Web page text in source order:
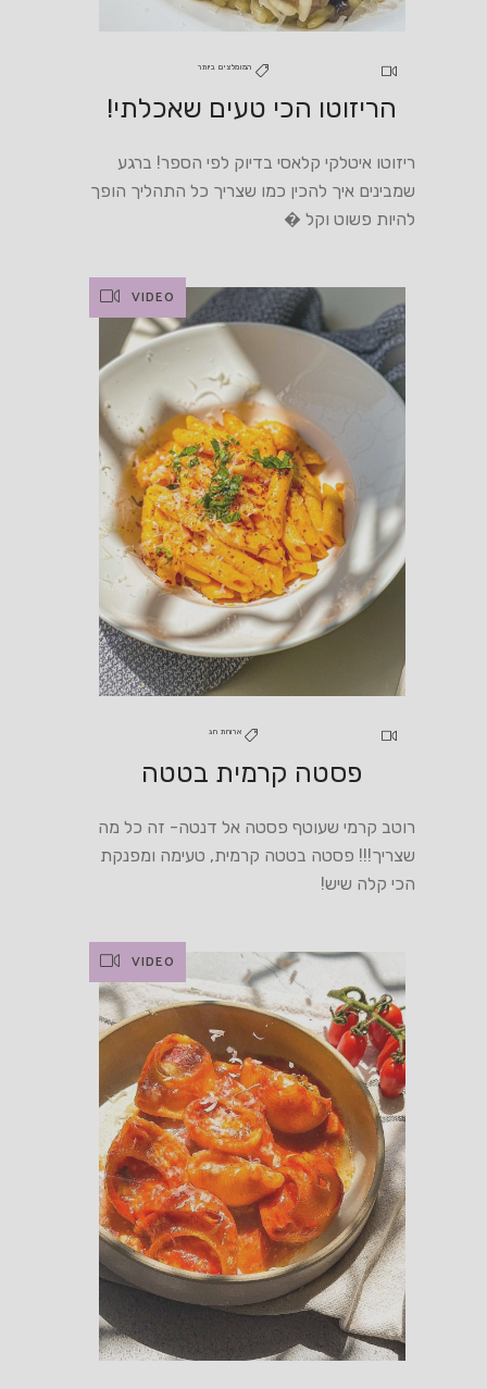
המומלצים ביותר
הריזוטו הכי טעים שאכלתי!
ריזוטו איטלקי קלאסי בדיוק לפי הספר! ברגע
שמבינים איך להכין כמו שצריך כל התהליך הופך
להיות פשוט וקל �
VIDEO
ארוחת חג
פסטה קרמית בטטה
רוטב קרמי שעוטף פסטה אל דנטה- זה כל מה
שצריך!!! פסטה בטטה קרמית, טעימה ומפנקת
הכי קלה שיש!
VIDEO